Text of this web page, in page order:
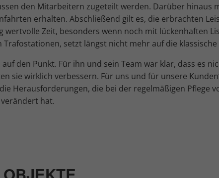
den Mitarbeitern zugeteilt werden. Darüber
erhalten. Abschließend gilt es, die erbrachten
Zeit, besonders wenn noch mit lückenhaften
setzt längst nicht mehr auf die
den Punkt. Für ihn und sein Team war klar, dass es
sie wirklich verbessern. Für uns und für unsere
Herausforderungen, die bei der regelmäßigen Pflege
hat.